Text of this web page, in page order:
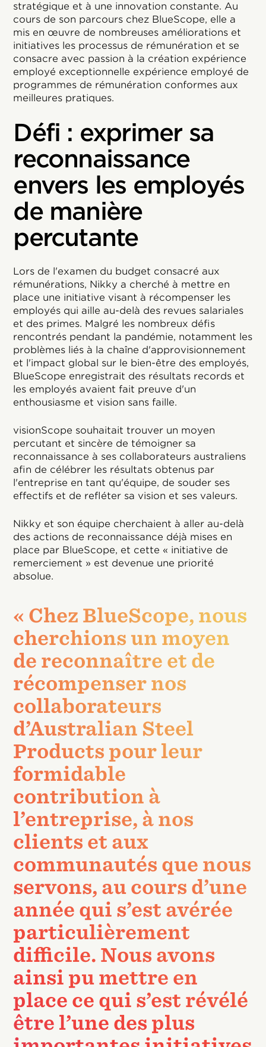
stratégique et à une innovation constante. Au
cours de son parcours chez BlueScope, elle a
mis en œuvre de nombreuses améliorations et
initiatives les processus de rémunération et se
consacre avec passion à la création expérience
employé exceptionnelle expérience employé de
programmes de rémunération conformes aux
meilleures pratiques.
Défi : exprimer sa
reconnaissance
envers les employés
de manière
percutante
Lors de l'examen du budget consacré aux
rémunérations, Nikky a cherché à mettre en
place une initiative visant à récompenser les
employés qui aille au-delà des revues salariales
et des primes. Malgré les nombreux défis
rencontrés pendant la pandémie, notamment les
problèmes liés à la chaîne d'approvisionnement
et l'impact global sur le bien-être des employés,
BlueScope enregistrait des résultats records et
les employés avaient fait preuve d'un
enthousiasme et vision sans faille.
visionScope souhaitait trouver un moyen
percutant et sincère de témoigner sa
reconnaissance à ses collaborateurs australiens
afin de célébrer les résultats obtenus par
l'entreprise en tant qu'équipe, de souder ses
effectifs et de refléter sa vision et ses valeurs.
Nikky et son équipe cherchaient à aller au-delà
des actions de reconnaissance déjà mises en
place par BlueScope, et cette « initiative de
remerciement » est devenue une priorité
absolue.
« Chez BlueScope, nous
cherchions un moyen
de reconnaître et de
récompenser nos
collaborateurs
d’Australian Steel
Products pour leur
formidable
contribution à
l’entreprise, à nos
clients et aux
communautés que nous
servons, au cours d’une
année qui s’est avérée
particulièrement
difficile. Nous avons
ainsi pu mettre en
place ce qui s’est révélé
être l’une des plus